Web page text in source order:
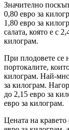
Значително
0,80 евро за
1,80 евро за
салата, която е с
килограм.
При плодовете се
портокалите,
килограм. Най-
за килограм.
до 2,15 евро за
евро за килограм.
Цената на